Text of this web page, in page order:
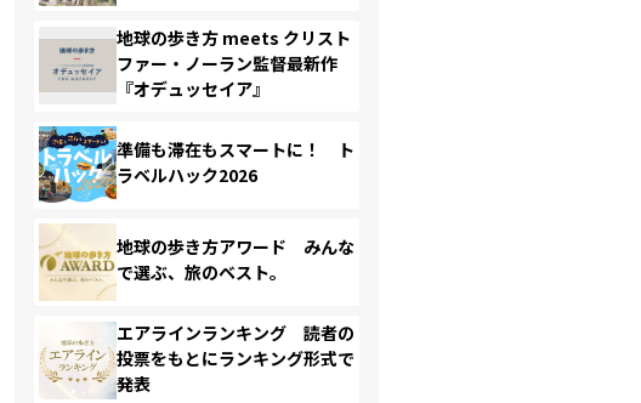
地球の歩き方 meets クリスト
ファー・ノーラン監督最新作
『オデュッセイア』
準備も滞在もスマートに！ ト
ラベルハック2026
地球の歩き方アワード みんな
で選ぶ、旅のベスト。
エアラインランキング 読者の
投票をもとにランキング形式で
発表